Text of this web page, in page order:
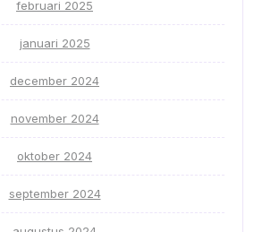
februari 2025
januari 2025
december 2024
november 2024
oktober 2024
september 2024